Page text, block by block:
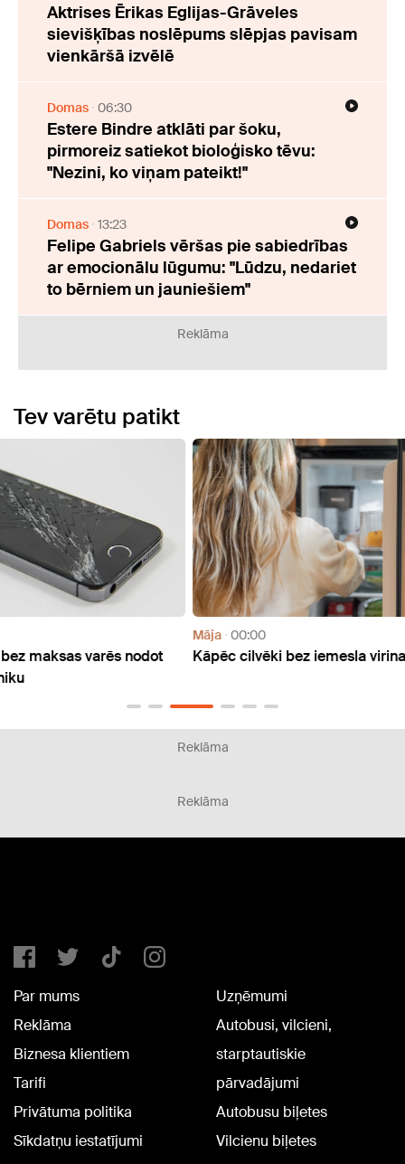
Aktrises Ērikas Eglijas-Grāveles
sievišķības noslēpums slēpjas pavisam
vienkāršā izvēlē
Domas 06:30
Estere Bindre atklāti par šoku,
pirmoreiz satiekot bioloģisko tēvu:
"Nezini, ko viņam pateikt!"
Domas 13:23
Felipe Gabriels vēršas pie sabiedrības
ar emocionālu lūgumu: "Lūdzu, nedariet
to bērniem un jauniešiem"
Reklāma
Tev varētu patikt
Kāpēc cilvēki bez iemesla virina ledusskapi
Reklāma
Reklāma
Par mums
Reklāma
Biznesa klientiem
Tarifi
Privātuma politika
Sīkdatņu iestatījumi
Uzņēmumi
Autobusi, vilcieni,
starptautiskie
pārvadājumi
Autobusu biļetes
Vilcienu biļetes